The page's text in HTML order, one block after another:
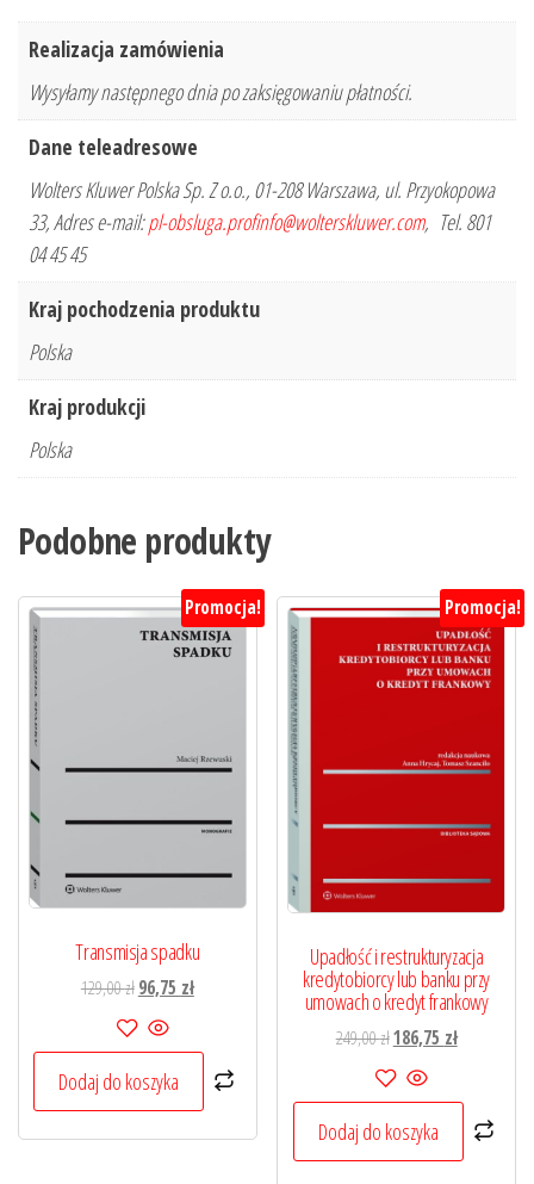
Realizacja zamówienia
Wysyłamy następnego dnia po zaksięgowaniu płatności.
Dane teleadresowe
Wolters Kluwer Polska Sp. Z o.o., 01-208 Warszawa, ul. Przyokopowa
33, Adres e-mail:pl-obsluga.profinfo@wolterskluwer.com, Tel. 801
04 45 45
Kraj pochodzenia produktu
Polska
Kraj produkcji
Polska
Podobne produkty
Promocja!
Transmisja spadku
129,00złPierwotna
cena
wynosiła:
129,00 zł.
96,75 złAktualna
96,75 zł.
Dodaj do koszyka
Promocja!
Upadłość i restrukturyzacja
kredytobiorcy lub banku przy
umowach o kredyt frankowy
249,00złPierwotna
cena
wynosiła:
249,00 zł.
186,75 złAktualna
186,75 zł.
Dodaj do koszyka